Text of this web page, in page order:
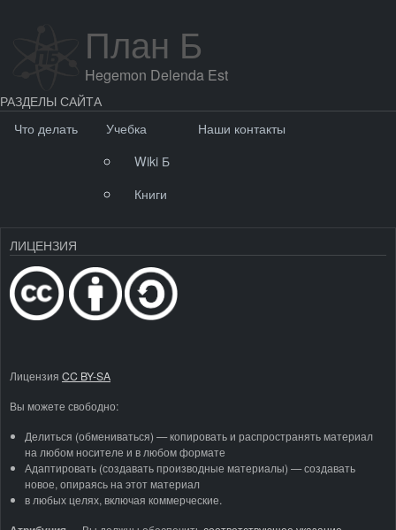
План Б
Hegemon Delenda Est
РАЗДЕЛЫ САЙТА
Что делать
Учебка
Wiki Б
Книги
Наши контакты
ЛИЦЕНЗИЯ
Лицензия CC BY-SA
Вы можете свободно:
Делиться (обмениваться) — копировать и распространять материал
на любом носителе и в любом формате
Адаптировать (создавать производные материалы) — создавать
новое, опираясь на этот материал
в любых целях, включая коммерческие.